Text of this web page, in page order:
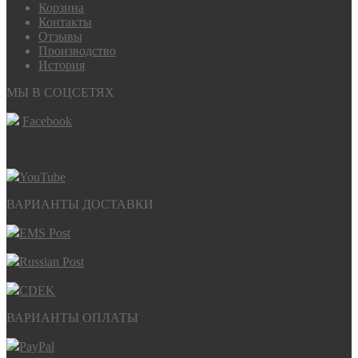
Корзина
Контакты
Отзывы
Производство
История
МЫ В СОЦСЕТЯХ
Facebook
YouTube
ВАРИАНТЫ ДОСТАВКИ
EMS Post
Russian Post
CDEK
ВАРИАНТЫ ОПЛАТЫ
PayPal